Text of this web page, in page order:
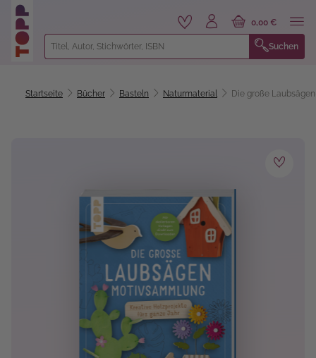
springen
Suchen
0,00 €
Startseite Bücher Basteln Naturmaterial Die große